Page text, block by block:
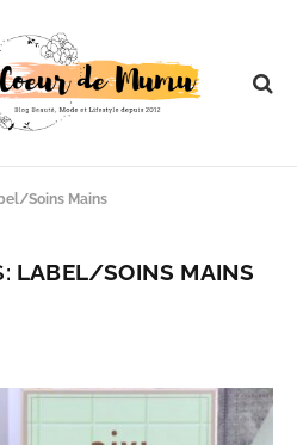
Soins Mains
LABEL/SOINS MAINS